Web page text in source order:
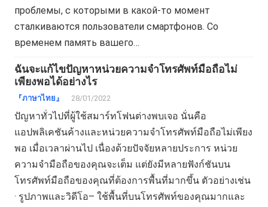
проблемы, с которыми в какой-то момент
сталкиваются пользователи смартфонов. Со
временем память вашего…
ฉันจะแก้ไขปัญหาหน่วยความจำโทรศัพท์มือถือไม่
เพียงพอได้อย่างไร
『ภาษาไทย』 28/01/2022
ปัญหาทั่วไปที่ผู้ใช้สมาร์ทโฟนต่างพบเจอ นั่นคือ
แอปพลิเคชันค้างและหน่วยความจำโทรศัพท์มือถือไม่เพียง
พอ เมื่อเวลาผ่านไป เนื่องด้วยปัจจัยหลายประการ หน่วย
ความจำมือถือของคุณจะเต็ม แต่ยังมีหลายฟังก์ชันบน
โทรศัพท์มือถือของคุณที่ต้องการพื้นที่มากขึ้น ตัวอย่างเช่น
· รูปภาพและวิดีโอ– ใช้พื้นที่บนโทรศัพท์ของคุณมากและ